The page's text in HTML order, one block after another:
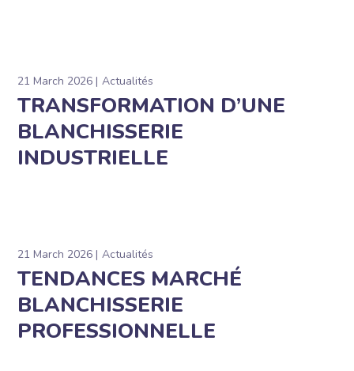
21 March 2026 Actualités
TRANSFORMATION D’UNE
BLANCHISSERIE
INDUSTRIELLE
21 March 2026 Actualités
TENDANCES MARCHÉ
BLANCHISSERIE
PROFESSIONNELLE